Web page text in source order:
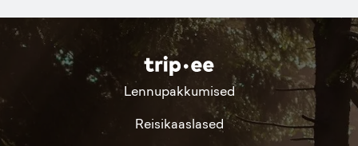
Lennupakkumised
Reisikaaslased